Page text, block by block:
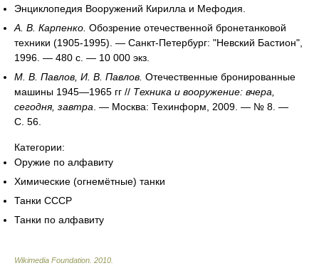
Энциклопедия Вооружений Кирилла и Мефодия.
А. В. Карпенко. Обозрение отечественной бронетанковой
техники (1905-1995). — Санкт-Петербург: "Невский Бастион",
1996. — 480 с. — 10 000 экз.
М. В. Павлов, И. В. Павлов. Отечественные бронированные
машины 1945—1965 гг // Техника и вооружение: вчера,
сегодня, завтра. — Москва: Техинформ, 2009. — № 8. —
С. 56.
Категории:
Оружие по алфавиту
Химические (огнемётные) танки
Танки СССР
Танки по алфавиту
Wikimedia Foundation 2010